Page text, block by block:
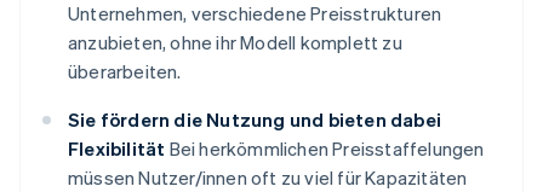
Unternehmen, verschiedene Preisstrukturen
anzubieten, ohne ihr Modell komplett zu
überarbeiten.
Sie fördern die Nutzung und bieten dabei
Flexibilität Bei herkömmlichen Preisstaffelungen
müssen Nutzer/innen oft zu viel für Kapazitäten